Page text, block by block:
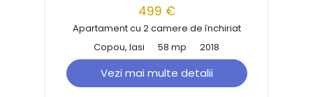
499 €
Apartament cu 2 camere de închiriat
Copou, Iasi
58 mp 2018
Vezi mai multe detalii